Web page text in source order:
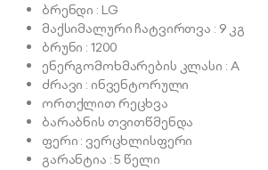
ბრენდი : LG
მაქსიმალური ჩატვირთვა : 9 კგ
ბრუნი : 1200
ენერგომოხმარების კლასი : A
ძრავი : ინვენტორული
ორთქლით რეცხვა
ბარაბნის თვითწმენდა
ფერი : ვერცხლისფერი
გარანტია : 5 წელი